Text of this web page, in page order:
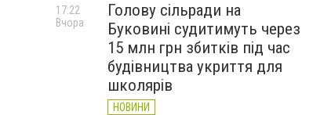
Голову сільради на
Буковині судитимуть через
15 млн грн збитків під час
будівництва укриття для
школярів
НОВИНИ
17:22
Вчора